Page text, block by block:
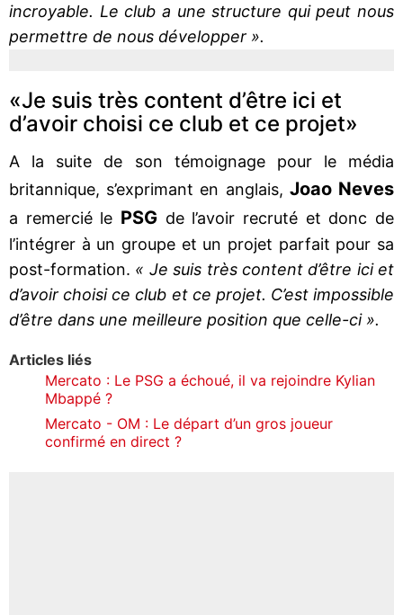
incroyable. Le club a une structure qui peut nous
permettre de nous développer ».
«Je suis très content d’être ici et
d’avoir choisi ce club et ce projet»
A la suite de son témoignage pour le média
britannique, s’exprimant en anglais, Joao Neves
a remercié le PSG de l’avoir recruté et donc de
l’intégrer à un groupe et un projet parfait pour sa
post-formation. « Je suis très content d’être ici et
d’avoir choisi ce club et ce projet. C’est impossible
d’être dans une meilleure position que celle-ci ».
Articles liés
Mercato : Le PSG a échoué, il va rejoindre Kylian
Mbappé ?
Mercato - OM : Le départ d’un gros joueur
confirmé en direct ?